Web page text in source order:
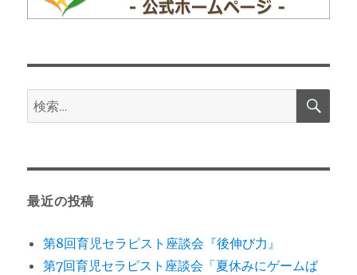
検
索:
検
最近の投稿
第8回育児セラピスト座談会『後伸び力』
第7回育児セラピスト座談会「夏休みにゲームば